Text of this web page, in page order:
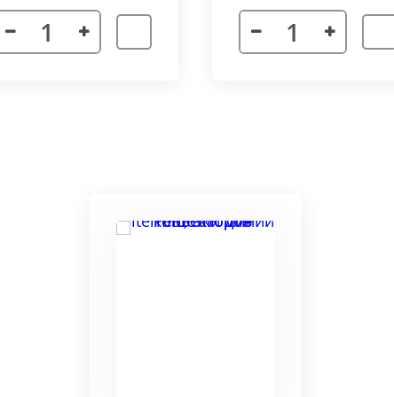
Придает прибору завершенности и помогает
увеличивает жесткость короба.
сегментов.